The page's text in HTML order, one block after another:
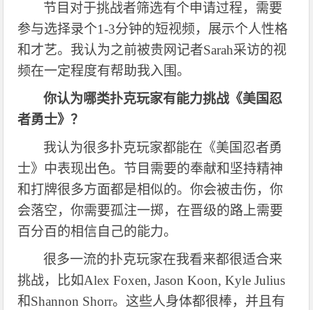
节目对于挑战者筛选有个申请过程，需要
参与选择录个1-3分钟的短视频，展示个人性格
和才艺。我认为之前被贵网记者Sarah采访的视
频在一定程度有帮助我入围。
你认为哪类扑克玩家有能力挑战《美国忍
者勇士》？
我认为很多扑克玩家都能在《美国忍者勇
士》中表现出色。节目需要的奉献和坚持精神
和打牌很多方面都是相似的。你会被击伤，你
会落空，你需要孤注一掷，在晋级的路上需要
百分百的相信自己的能力。
很多一流的扑克玩家在我看来都很适合来
挑战，比如Alex Foxen, Jason Koon, Kyle Julius
和Shannon Shorr。这些人身体都很棒，并且有